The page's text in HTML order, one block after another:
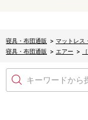
寝具・布団通販 > マットレス
寝具・布団通販 > エアー >
キーワードから